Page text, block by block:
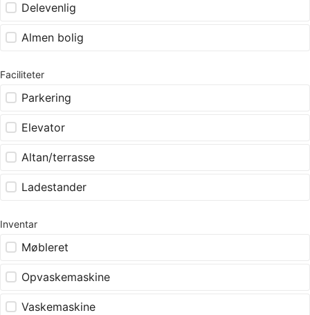
Delevenlig
Almen bolig
Faciliteter
Parkering
Elevator
Altan/terrasse
Ladestander
Inventar
Møbleret
Opvaskemaskine
Vaskemaskine